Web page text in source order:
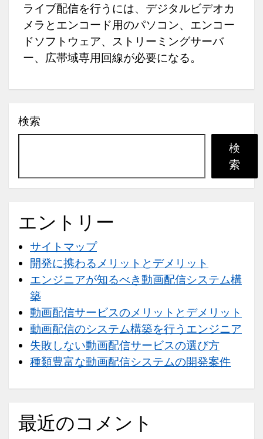
ライブ配信を行うには、デジタルビデオカ
メラとエンコード用のパソコン、エンコー
ドソフトウェア、ストリーミングサーバ
ー、広帯域専用回線が必要になる。
検索
検
索
エントリー
サイトマップ
開発に携わるメリットとデメリット
エンジニアが知るべき動画配信システム構
築
動画配信サービスのメリットとデメリット
動画配信のシステム構築を行うエンジニア
失敗しない動画配信サービスの選び方
種類豊富な動画配信システムの開発案件
最近のコメント